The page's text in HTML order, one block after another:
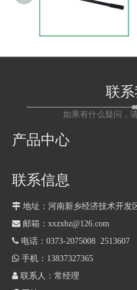
联
如果有什么疑问，
产品中心
联系信息
 地址：河南新乡经济技术开发
 邮箱：xxzxbz@126.com
 电话：0373-2075008 2513607
 手机：13837327365
 联系人：常经理